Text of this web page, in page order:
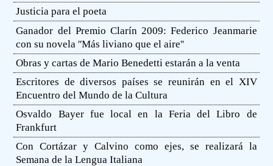
Justicia para el poeta
Ganador del Premio Clarín 2009: Federico Jeanmarie
con su novela ''Más liviano que el aire''
Obras y cartas de Mario Benedetti estarán a la venta
Escritores de diversos países se reunirán en el XIV
Encuentro del Mundo de la Cultura
Osvaldo Bayer fue local en la Feria del Libro de
Frankfurt
Con Cortázar y Calvino como ejes, se realizará la
Semana de la Lengua Italiana